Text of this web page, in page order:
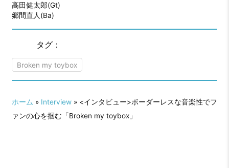
高田健太郎(Gt)
郷間直人(Ba)
タグ：
Broken my toybox
ホーム » Interview» <インタビュー>ボーダーレスな音楽性でフ
ァンの心を掴む「Broken my toybox」